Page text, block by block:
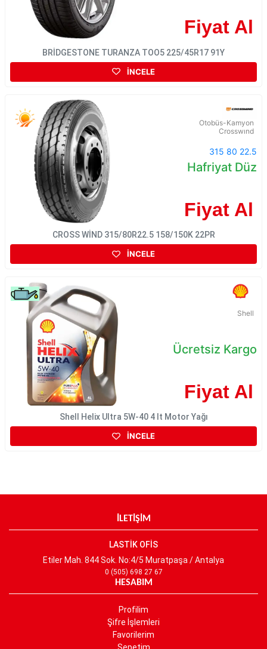
Fiyat Al
BRİDGESTONE TURANZA TOO5 225/45R17 91Y
İNCELE
Otobüs-Kamyon
Crosswınd
315 80 22.5
Hafriyat Düz
Fiyat Al
CROSS WİND 315/80R22.5 158/150K 22PR
İNCELE
Shell
Ücretsiz Kargo
Fiyat Al
Shell Helix Ultra 5W-40 4 lt Motor Yağı
İNCELE
İLETİŞİM
LASTİK OFİS
Etiler Mah. 844 Sok. No:4/5 Muratpaşa / Antalya
0 (505) 698 27 67
HESABIM
Profilim
Şifre İşlemleri
Favorilerim